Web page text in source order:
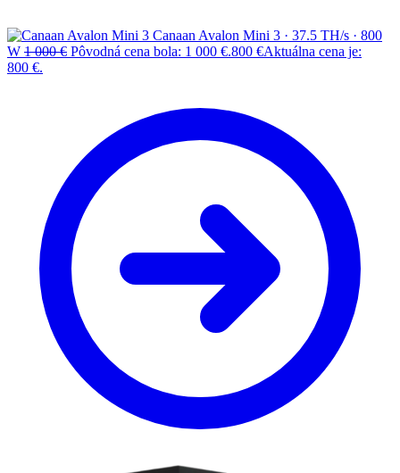
Canaan Avalon Mini 3 · 37.5 TH/s · 800
W 1 000€ Pôvodná cena bola: 1 000 €.800 €Aktuálna cena je:
800 €.